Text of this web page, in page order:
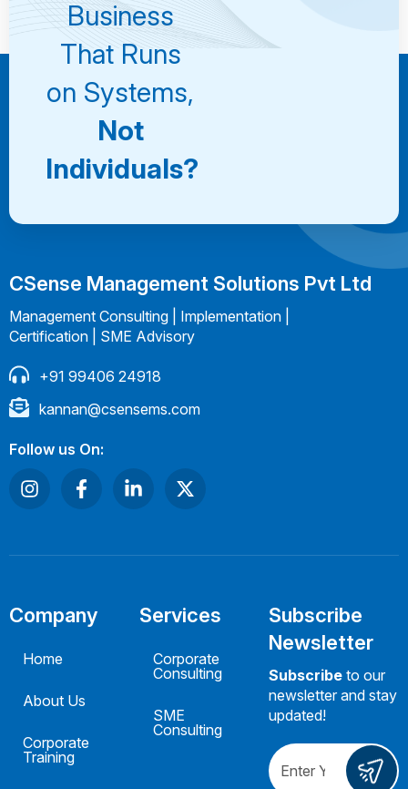
Business
That Runs
on Systems,
Not
Individuals?
CSense Management Solutions Pvt Ltd
Management Consulting | Implementation |
Certification | SME Advisory
+91 99406 24918
kannan@csensems.com
Follow us On:
Company
Home
About Us
Corporate
Training
Services
Corporate
Consulting
SME
Consulting
Subscribe
Newsletter
Subscribe to our
newsletter and stay
updated!